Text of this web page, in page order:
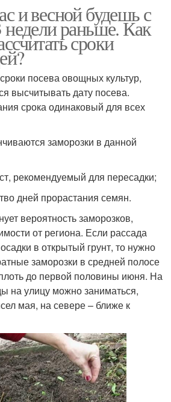
и весной будешь с
недели раньше. Как
сроки
посева овощных культур,
высчитывать дату посева.
срока одинаковый для всех
заморозки в данной
рекомендуемый для пересадки;
дней прорастания семян.
вероятность заморозков,
от региона. Если рассада
в открытый грунт, то нужно
заморозки в средней полосе
до первой половины июня. На
на улицу можно заниматься,
мая, на севере – ближе к